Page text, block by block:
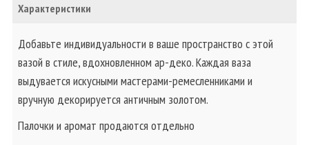
Характеристики
Добавьте индивидуальности в ваше пространство с этой
вазой в стиле, вдохновленном ар-деко. Каждая ваза
выдувается искусными мастерами-ремесленниками и
вручную декорируется античным золотом.
Палочки и аромат продаются отдельно